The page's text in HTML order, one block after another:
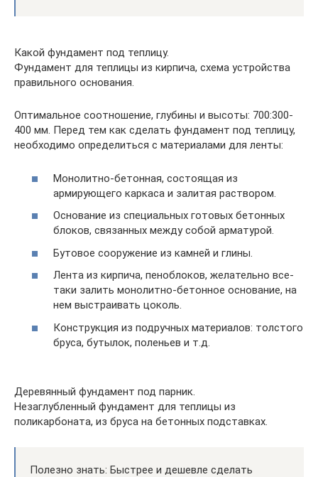
Какой фундамент под теплицу.
Фундамент для теплицы из кирпича, схема устройства
правильного основания.
Оптимальное соотношение, глубины и высоты: 700:300-
400 мм. Перед тем как сделать фундамент под теплицу,
необходимо определиться с материалами для ленты:
Монолитно-бетонная, состоящая из
армирующего каркаса и залитая раствором.
Основание из специальных готовых бетонных
блоков, связанных между собой арматурой.
Бутовое сооружение из камней и глины.
Лента из кирпича, пеноблоков, желательно все-
таки залить монолитно-бетонное основание, на
нем выстраивать цоколь.
Конструкция из подручных материалов: толстого
бруса, бутылок, поленьев и т.д.
Деревянный фундамент под парник.
Незаглубленный фундамент для теплицы из
поликарбоната, из бруса на бетонных подставках.
Полезно знать: Быстрее и дешевле сделать